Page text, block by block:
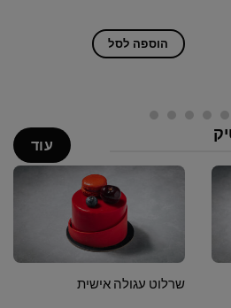
הוספה לסל
עוד
שרלוט עגולה אישית